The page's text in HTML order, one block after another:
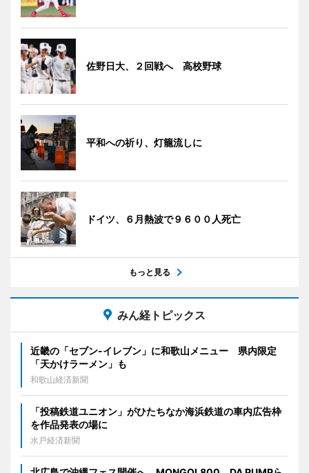
佐野日大、２回戦へ 高校野球
平和への祈り、灯籠流しに
ドイツ、６月熱波で９６００人死亡
もっと見る
みん経トピックス
近畿の「セブン-イレブン」に和歌山メニュー 県内限定
「天かけラーメン」も
和歌山経済新聞
「投稿鉄道ユニオン」がひたちなか海浜鉄道の車内広告枠
を作品発表の場に
水戸経済新聞